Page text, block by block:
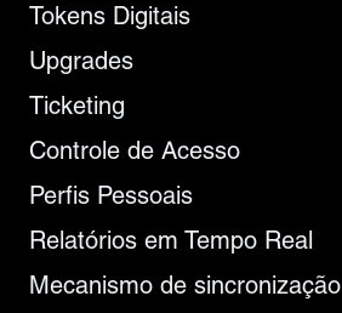
Tokens Digitais
Upgrades
Ticketing
Controle de Acesso
Perfis Pessoais
Relatórios em Tempo Real
Mecanismo de sincronização